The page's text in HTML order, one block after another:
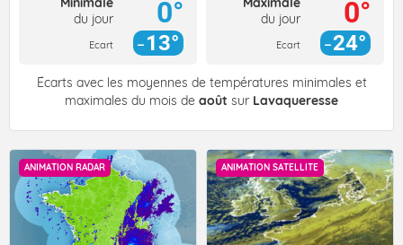
du jour
Ecart
0°
13°
du jour
Ecart
0°
24°
Écarts avec les moyennes de températures minimales et
maximales du mois de août sur Lavaqueresse
ANIMATION RADAR ANIMATION SATELLITE